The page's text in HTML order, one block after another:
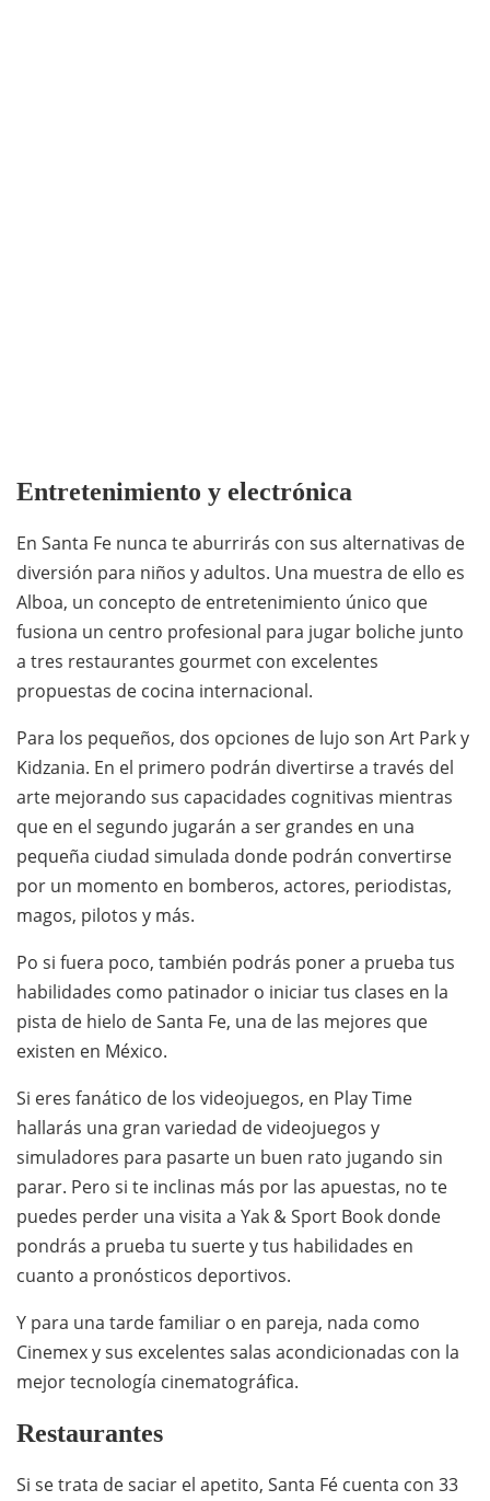
Entretenimiento y electrónica
En Santa Fe nunca te aburrirás con sus alternativas de
diversión para niños y adultos. Una muestra de ello es
Alboa, un concepto de entretenimiento único que
fusiona un centro profesional para jugar boliche junto
a tres restaurantes gourmet con excelentes
propuestas de cocina internacional.
Para los pequeños, dos opciones de lujo son Art Park y
Kidzania. En el primero podrán divertirse a través del
arte mejorando sus capacidades cognitivas mientras
que en el segundo jugarán a ser grandes en una
pequeña ciudad simulada donde podrán convertirse
por un momento en bomberos, actores, periodistas,
magos, pilotos y más.
Po si fuera poco, también podrás poner a prueba tus
habilidades como patinador o iniciar tus clases en la
pista de hielo de Santa Fe, una de las mejores que
existen en México.
Si eres fanático de los videojuegos, en Play Time
hallarás una gran variedad de videojuegos y
simuladores para pasarte un buen rato jugando sin
parar. Pero si te inclinas más por las apuestas, no te
puedes perder una visita a Yak & Sport Book donde
pondrás a prueba tu suerte y tus habilidades en
cuanto a pronósticos deportivos.
Y para una tarde familiar o en pareja, nada como
Cinemex y sus excelentes salas acondicionadas con la
mejor tecnología cinematográfica.
Restaurantes
Si se trata de saciar el apetito, Santa Fé cuenta con 33